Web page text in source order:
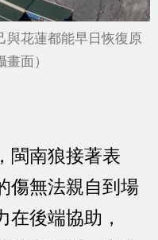
與花蓮都能早日恢復原
面）
閩南狼接著表
傷無法親自到場
後端協助，